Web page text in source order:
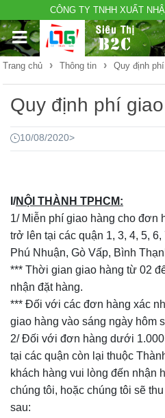
CÔNG TY TNHH XUẤT
Trang chủ › Thông tin › Quy định
Quy định phí
10/08/2020>
I/NỘI THÀNH TPHCM:
1/ Miễn phí giao hàng cho đơn
trở lên tại các quận 1, 3, 4, 5,
Phú Nhuận, Gò Vấp, Bình
*** Thời gian giao hàng từ 02
nhận đặt hàng.
*** Đối với các đơn hàng xác
giao hàng vào sáng ngày hôm
2/ Đối với đơn hàng dưới
tại các quận còn lại thuộc
khách hàng vui lòng đến nhận
chúng tôi, hoặc chúng tôi sẽ
sau: